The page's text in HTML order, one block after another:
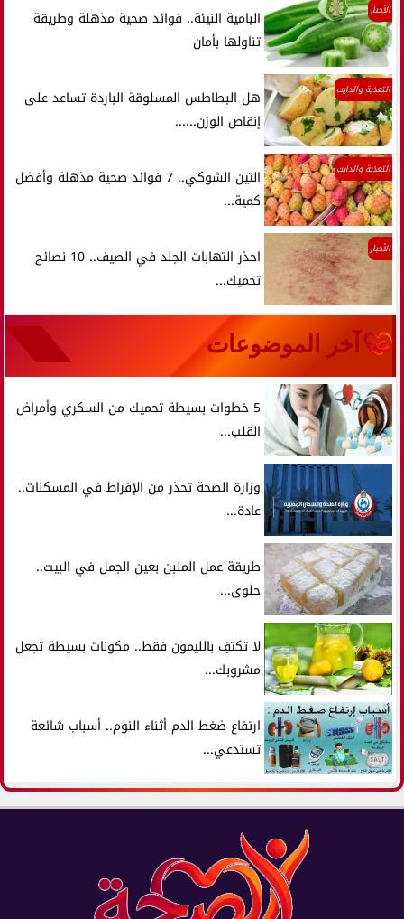
الأخبار
البامية النيئة.. فوائد صحية مذهلة وطريقة
تناولها بأمان
التغذية والدايت
هل البطاطس المسلوقة الباردة تساعد على
إنقاص الوزن......
التغذية والدايت
التين الشوكي.. 7 فوائد صحية مذهلة وأفضل
كمية...
الأخبار
احذر التهابات الجلد في الصيف.. 10 نصائح
تحميك...
آخر الموضوعات
5 خطوات بسيطة تحميك من السكري وأمراض
القلب...
وزارة الصحة تحذر من الإفراط في المسكنات..
عادة...
طريقة عمل الملبن بعين الجمل في البيت..
حلوى...
لا تكتفِ بالليمون فقط.. مكونات بسيطة تجعل
مشروبك...
ارتفاع ضغط الدم أثناء النوم.. أسباب شائعة
تستدعي...